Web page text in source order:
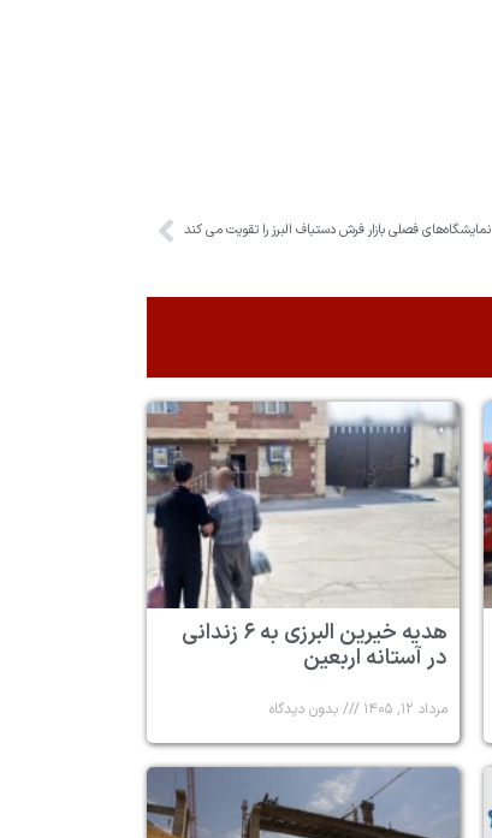
نمایشگاه‌های فصلی بازار فرش دستباف البرز را تقویت می کند
هدیه خیرین البرزی به ۶ زندانی
در آستانه اربعین
مرداد ۱۲, ۱۴۰۵ بدون دیدگاه